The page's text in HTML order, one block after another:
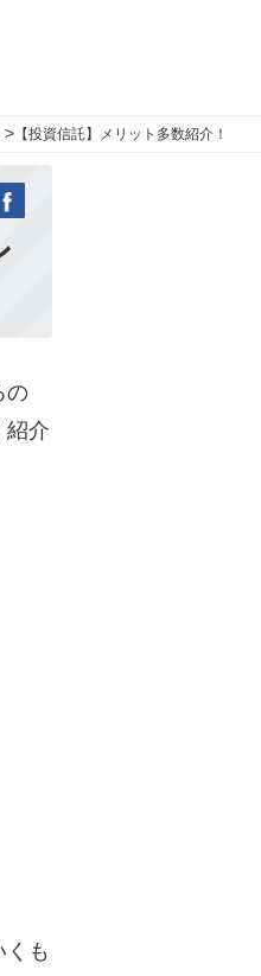
> 【投資信託】メリット多数紹介！
の
紹介
も